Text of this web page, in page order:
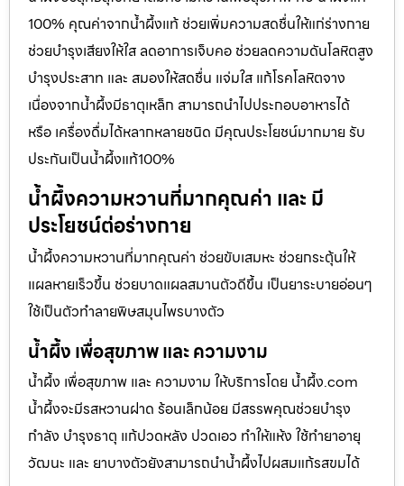
100% คุณค่าจากน้ำผึ้งแท้ ช่วยเพิ่มความสดชื่นให้แก่ร่างกาย
ช่วยบำรุงเสียงให้ใส ลดอาการเจ็บคอ ช่วยลดความดันโลหิตสูง
บำรุงประสาท และ สมองให้สดชื่น แจ่มใส แก้โรคโลหิตจาง
เนื่องจากน้ำผึ้งมีธาตุเหล็ก สามารถนำไปประกอบอาหารได้
หรือ เครื่องดื่มได้หลากหลายชนิด มีคุณประโยชน์มากมาย รับ
ประกันเป็นน้ำผึ้งแท้100%
น้ำผึ้งความหวานที่มากคุณค่า และ มี
ประโยชน์ต่อร่างกาย
น้ำผึ้งความหวานที่มากคุณค่า ช่วยขับเสมหะ ช่วยกระตุ้นให้
แผลหายเร็วขึ้น ช่วยบาดแผลสมานตัวดีขึ้น เป็นยาระบายอ่อนๆ
ใช้เป็นตัวทำลายพิษสมุนไพรบางตัว
น้ำผึ้ง เพื่อสุขภาพ และ ความงาม
น้ำผึ้ง เพื่อสุขภาพ และ ความงาม ให้บริการโดย น้ำผึ้ง.com
น้ำผึ้งจะมีรสหวานฝาด ร้อนเล็กน้อย มีสรรพคุณช่วยบำรุง
กำลัง บำรุงธาตุ แก้ปวดหลัง ปวดเอว ทำให้แห้ง ใช้ทำยาอายุ
วัฒนะ และ ยาบางตัวยังสามารถนำน้ำผึ้งไปผสมแก้รสขมได้